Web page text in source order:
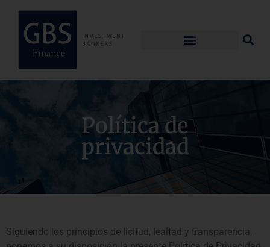
Política de
privacidad
Siguiendo los principios de licitud, lealtad y transparencia,